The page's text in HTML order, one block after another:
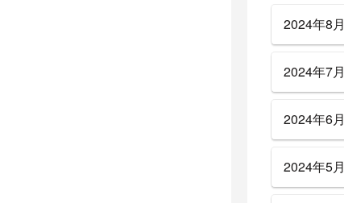
2024年8月
2024年7月
2024年6月
2024年5月